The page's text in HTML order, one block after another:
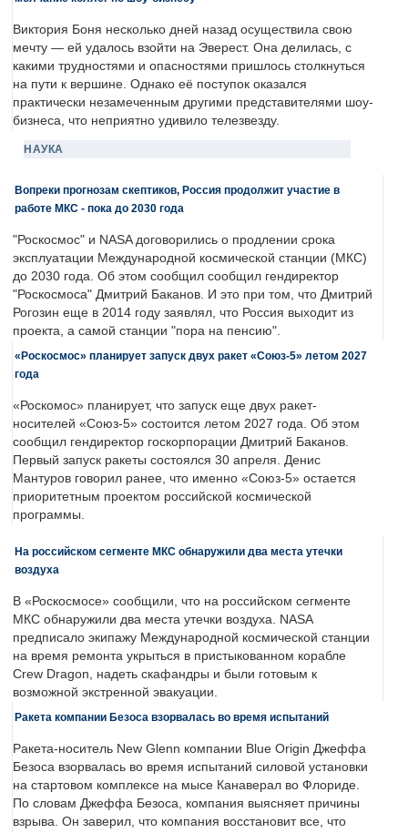
Виктория Боня несколько дней назад осуществила свою
мечту — ей удалось взойти на Эверест. Она делилась, с
какими трудностями и опасностями пришлось столкнуться
на пути к вершине. Однако её поступок оказался
практически незамеченным другими представителями шоу-
бизнеса, что неприятно удивило телезвезду.
НАУКА
Вопреки прогнозам скептиков, Россия продолжит участие в
работе МКС - пока до 2030 года
"Роскосмос" и NASA договорились о продлении срока
эксплуатации Международной космической станции (МКС)
до 2030 года. Об этом сообщил сообщил гендиректор
"Роскосмоса" Дмитрий Баканов. И это при том, что Дмитрий
Рогозин еще в 2014 году заявлял, что Россия выходит из
проекта, а самой станции "пора на пенсию".
«Роскосмос» планирует запуск двух ракет «Союз-5» летом 2027
года
«Роскомос» планирует, что запуск еще двух ракет-
носителей «Союз-5» состоится летом 2027 года. Об этом
сообщил гендиректор госкорпорации Дмитрий Баканов.
Первый запуск ракеты состоялся 30 апреля. Денис
Мантуров говорил ранее, что именно «Союз-5» остается
приоритетным проектом российской космической
программы.
На российском сегменте МКС обнаружили два места утечки
воздуха
В «Роскосмосе» сообщили, что на российском сегменте
МКС обнаружили два места утечки воздуха. NASA
предписало экипажу Международной космической станции
на время ремонта укрыться в пристыкованном корабле
Crew Dragon, надеть скафандры и были готовым к
возможной экстренной эвакуации.
Ракета компании Безоса взорвалась во время испытаний
Ракета-носитель New Glenn компании Blue Origin Джеффа
Безоса взорвалась во время испытаний силовой установки
на стартовом комплексе на мысе Канаверал во Флориде.
По словам Джеффа Безоса, компания выясняет причины
взрыва. Он заверил, что компания восстановит все, что